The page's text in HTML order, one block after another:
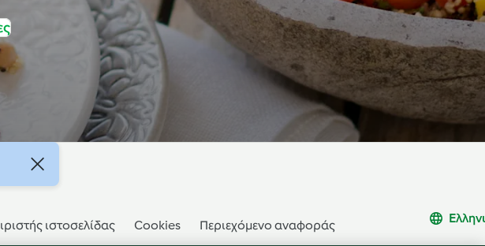
ιστοσελίδας Cookies Περιεχόμενο αναφοράς